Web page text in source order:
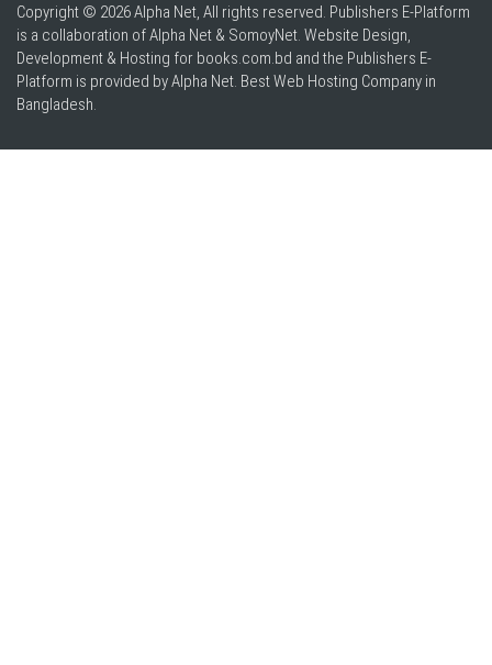
Copyright © 2026 Alpha Net, All rights reserved. Publishers E-Platform
is a collaboration of Alpha Net & SomoyNet. Website Design,
Development & Hosting for books.com.bd and the Publishers E-
Platform is provided by Alpha Net. BestWeb Hosting Company in
Bangladesh.